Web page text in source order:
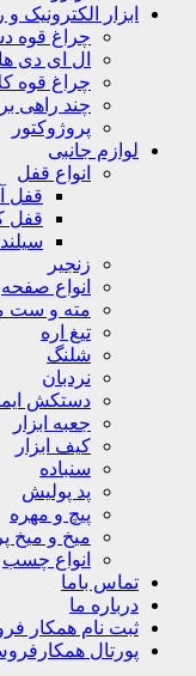
ابزار الکترونیک
چراغ قوه
ال ای دی ها
چراغ قوه
چند راهی
پروژوکتور
لوازم جانبی
انواع قفل
قفل
قفل
زنجیر
انواع صفحه
مته و ست
تیغ اره
شلنگ
نردبان
دستکش
جعبه ابزار
کیف ابزار
سنباده
پد پولیش
پیچ و مهره
میخ و میخ
انواع چسب
تماس باما
درباره ما
ثبت نام همکار
پورتال